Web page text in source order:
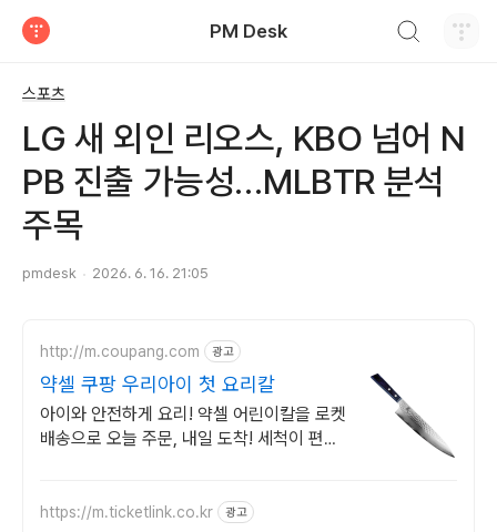
PM Desk
스포츠
LG 새 외인 리오스, KBO 넘어 N
PB 진출 가능성…MLBTR 분석
주목
pmdesk 2026. 6. 16. 21:05
http://m.coupang.com 광고
약셀 쿠팡 우리아이 첫 요리칼
아이와 안전하게 요리! 약셀 어린이칼을 로켓
배송으로 오늘 주문, 내일 도착! 세척이 편하
https://m.ticketlink.co.kr 광고